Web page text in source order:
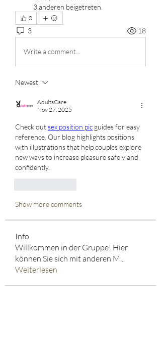
3 anderen beigetreten
0
3 18
Write a comment...
Newest
AdultsCare
Nov 27, 2025
Check out sex position pic guides for easy
reference. Our blog highlights positions
with illustrations that help couples explore
new ways to increase pleasure safely and
confidently.
Show more comments
Info
Willkommen in der Gruppe! Hier
können Sie sich mit anderen M
Weiterlesen